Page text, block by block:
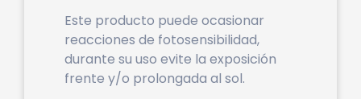
Este producto puede ocasionar
reacciones de fotosensibilidad,
durante su uso evite la exposición
frente y/o prolongada al sol.